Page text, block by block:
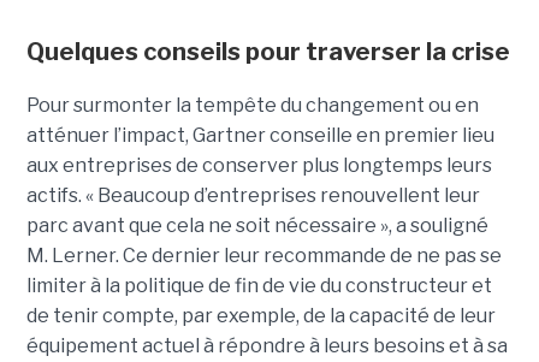
Quelques conseils pour traverser la crise
Pour surmonter la tempête du changement ou en
atténuer l’impact, Gartner conseille en premier lieu
aux entreprises de conserver plus longtemps leurs
actifs. « Beaucoup d’entreprises renouvellent leur
parc avant que cela ne soit nécessaire », a souligné
M. Lerner. Ce dernier leur recommande de ne pas se
limiter à la politique de fin de vie du constructeur et
de tenir compte, par exemple, de la capacité de leur
équipement actuel à répondre à leurs besoins et à sa